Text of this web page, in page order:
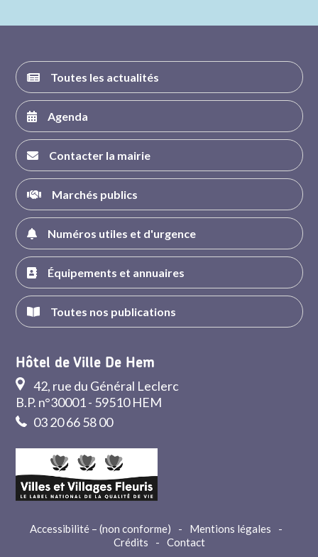
Toutes les actualités
Agenda
Contacter la mairie
Marchés publics
Numéros utiles et d'urgence
Équipements et annuaires
Toutes nos publications
Hôtel de Ville De Hem
42, rue du Général Leclerc
B.P. n°30001 - 59510 HEM
03 20 66 58 00
Accessibilité – (non conforme) - Mentions légales
-
Crédits
- Contact